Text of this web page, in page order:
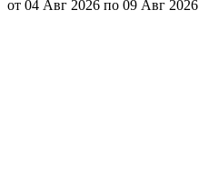
от 04 Авг 2026 по 09 Авг 2026